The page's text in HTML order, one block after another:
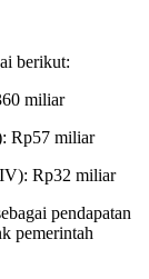
berikut:
miliar
Rp57 miliar
Rp32 miliar
pendapatan
pemerintah